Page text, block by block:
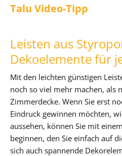
Talu Video-Tipp
Leisten aus
Dekoelemente für
Mit den leichten günstigen
noch so viel mehr machen, als
Zimmerdecke. Wenn Sie erst
Eindruck gewinnen möchten,
aussehen, können Sie mit
beginnen, den Sie einfach auf
sich auch spannende